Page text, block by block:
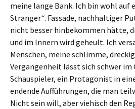
meine lange Bank. Ich bin wohl auf
Stranger“. Fassade, nachhaltiger
nicht besser hinbekommen hätte,
und im Innern wird geheult. Ich
Menschen, meine schlimme,
Vergangenheit lässt sich schwer im
Schauspieler, ein Protagonist in
endende Aufführungen, die man
Nicht sein will, aber viehisch den